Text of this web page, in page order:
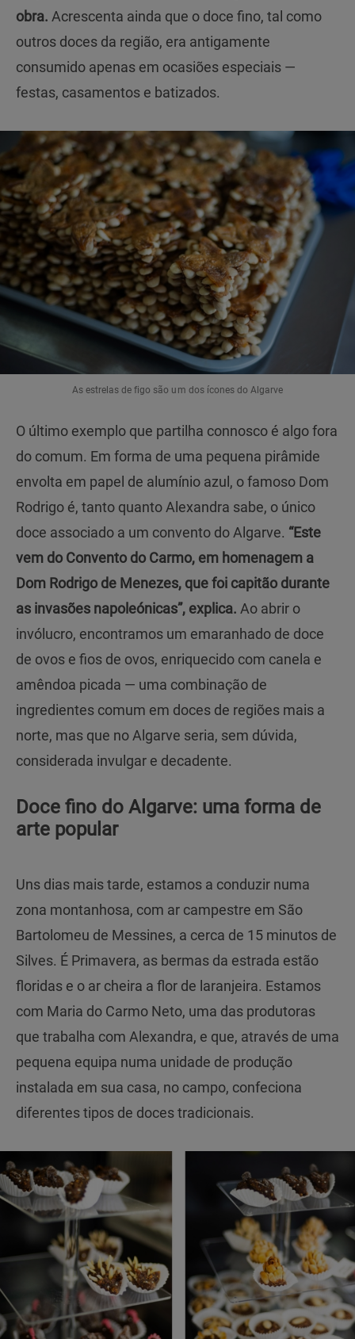
obra. Acrescenta ainda que o doce fino, tal como
outros doces da região, era antigamente
consumido apenas em ocasiões especiais —
festas, casamentos e batizados.
As estrelas de figo são um dos ícones do Algarve
O último exemplo que partilha connosco é algo fora
do comum. Em forma de uma pequena pirâmide
envolta em papel de alumínio azul, o famoso Dom
Rodrigo é, tanto quanto Alexandra sabe, o único
doce associado a um convento do Algarve. “Este
vem do Convento do Carmo, em homenagem a
Dom Rodrigo de Menezes, que foi capitão durante
as invasões napoleónicas”, explica. Ao abrir o
invólucro, encontramos um emaranhado de doce
de ovos e fios de ovos, enriquecido com canela e
amêndoa picada — uma combinação de
ingredientes comum em doces de regiões mais a
norte, mas que no Algarve seria, sem dúvida,
considerada invulgar e decadente.
Doce fino do Algarve: uma forma de
arte popular
Uns dias mais tarde, estamos a conduzir numa
zona montanhosa, com ar campestre em São
Bartolomeu de Messines, a cerca de 15 minutos de
Silves. É Primavera, as bermas da estrada estão
floridas e o ar cheira a flor de laranjeira. Estamos
com Maria do Carmo Neto, uma das produtoras
que trabalha com Alexandra, e que, através de uma
pequena equipa numa unidade de produção
instalada em sua casa, no campo, confeciona
diferentes tipos de doces tradicionais.